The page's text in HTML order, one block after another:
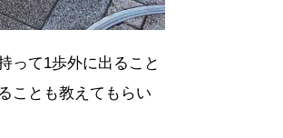
って1歩外に出ること
ことも教えてもらい